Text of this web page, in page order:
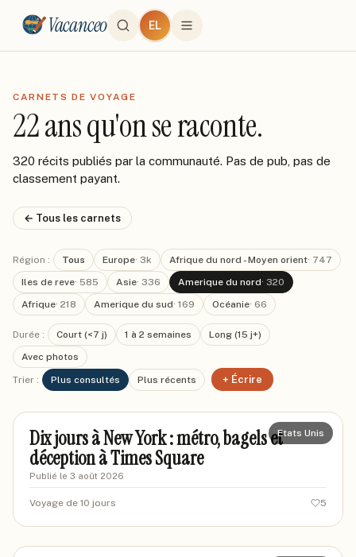
Vacanceo EL
CARNETS DE VOYAGE
22 ans qu'on se raconte.
320 récits publiés par la communauté. Pas de pub, pas de
classement payant.
← Tous les carnets
Région : Tous Europe· 3k Afrique du nord - Moyen orient· 747
Iles de reve· 585 Asie· 336 Amerique du nord· 320
Afrique· 218 Amerique du sud· 169 Océanie· 66
Durée : Court (<7 j) 1 à 2 semaines
Long (15 j+)
Avec photos
Trier : Plus consultés Plus récents + Écrire
marinenyc2024
Etats Unis
Dix jours à New York : métro, bagels et
déception à Times Square
Publié le 3 août 2026
Voyage de 10 jours 5
marcusv-nomade